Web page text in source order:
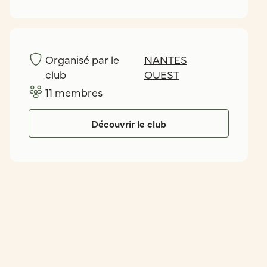
Organisé par le
club
NANTES
OUEST
11 membres
Découvrir le club